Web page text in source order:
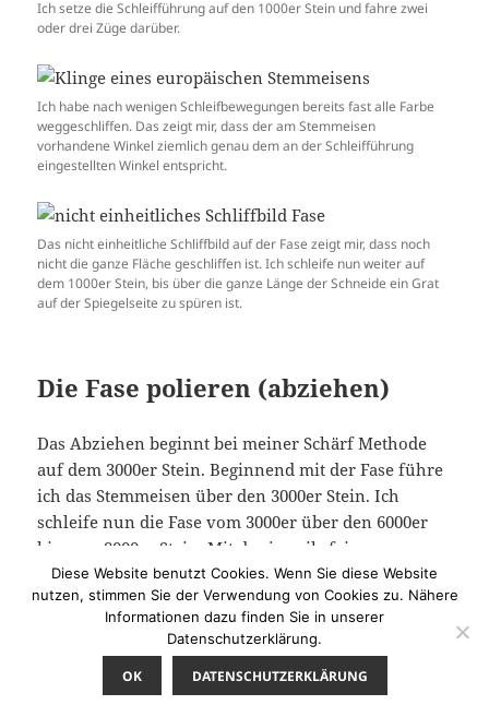
Ich setze die Schleifführung auf den 1000er Stein und fahre zwei
oder drei Züge darüber.
Ich habe nach wenigen Schleifbewegungen bereits fast alle Farbe
weggeschliffen. Das zeigt mir, dass der am Stemmeisen
vorhandene Winkel ziemlich genau dem an der Schleifführung
eingestellten Winkel entspricht.
Das nicht einheitliche Schliffbild auf der Fase zeigt mir, dass noch
nicht die ganze Fläche geschliffen ist. Ich schleife nun weiter auf
dem 1000er Stein, bis über die ganze Länge der Schneide ein Grat
auf der Spiegelseite zu spüren ist.
Die Fase polieren (abziehen)
Das Abziehen beginnt bei meiner Schärf Methode
auf dem 3000er Stein. Beginnend mit der Fase führe
ich das Stemmeisen über den 3000er Stein. Ich
schleife nun die Fase vom 3000er über den 6000er
bis zum 8000er Stein. Mit der jeweils feineren
Körnung schleife ich die Schleifspuren der gröberen
Körnung weg. In einem letzten Arbeitsgang
entferne ich den Grat auf der Spiegelseite auf dem
8000er Stein.
Diese Website benutzt Cookies. Wenn Sie diese Website
nutzen, stimmen Sie der Verwendung von Cookies zu. Nähere
Informationen dazu finden Sie in unserer
Datenschutzerklärung.
OK DATENSCHUTZERKLÄRUNG